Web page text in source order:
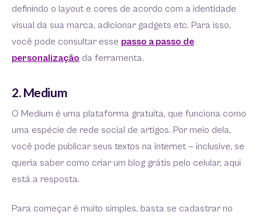
definindo o layout e cores de acordo com a identidade
visual da sua marca, adicionar gadgets etc. Para isso,
você pode consultar esse passo a passo de
personalização da ferramenta.
2. Medium
O Medium é uma plataforma gratuita, que funciona como
uma espécie de rede social de artigos. Por meio dela,
você pode publicar seus textos na internet — inclusive, se
queria saber como criar um blog grátis pelo celular, aqui
está a resposta.
Para começar é muito simples, basta se cadastrar no